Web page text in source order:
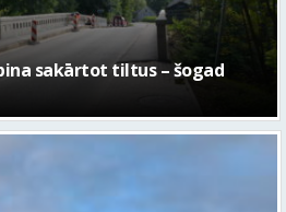
kultūras centram